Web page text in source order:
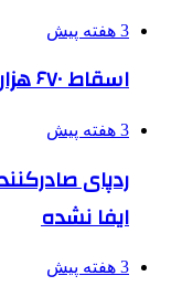
3 هفته پیش
اسقاط ۶۷۰ هزار خودروی فرسوده طی ۳ سال
3 هفته پیش
ردپای
ایفا نشده
3 هفته پیش